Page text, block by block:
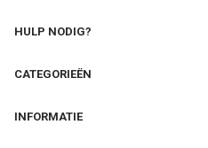
HULP NODIG?
CATEGORIEËN
INFORMATIE